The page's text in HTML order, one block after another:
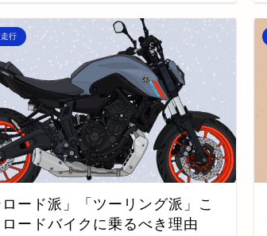
行
ロード派」「ツーリング派」こ
ードバイクに乗るべき理由